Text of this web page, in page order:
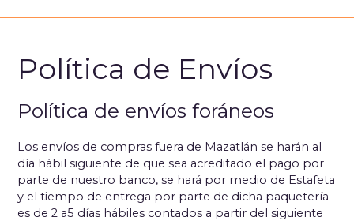
Política de Envíos
Política de envíos foráneos
Los envíos de compras fuera de Mazatlán se harán al
día hábil siguiente de que sea acreditado el pago por
parte de nuestro banco, se hará por medio de Estafeta
y el tiempo de entrega por parte de dicha paquetería
es de 2 a5 días hábiles contados a partir del siguiente